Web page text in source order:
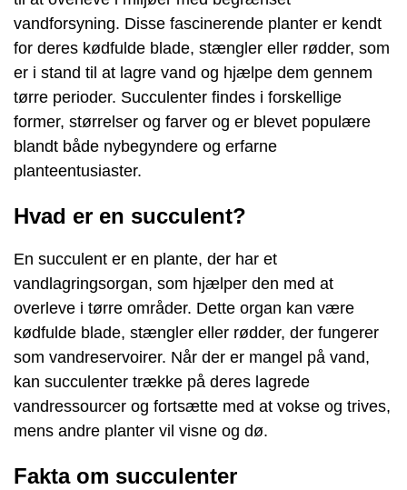
vandforsyning. Disse fascinerende planter er kendt
for deres kødfulde blade, stængler eller rødder, som
er i stand til at lagre vand og hjælpe dem gennem
tørre perioder. Succulenter findes i forskellige
former, størrelser og farver og er blevet populære
blandt både nybegyndere og erfarne
planteentusiaster.
Hvad er en succulent?
En succulent er en plante, der har et
vandlagringsorgan, som hjælper den med at
overleve i tørre områder. Dette organ kan være
kødfulde blade, stængler eller rødder, der fungerer
som vandreservoirer. Når der er mangel på vand,
kan succulenter trække på deres lagrede
vandressourcer og fortsætte med at vokse og trives,
mens andre planter vil visne og dø.
Fakta om succulenter